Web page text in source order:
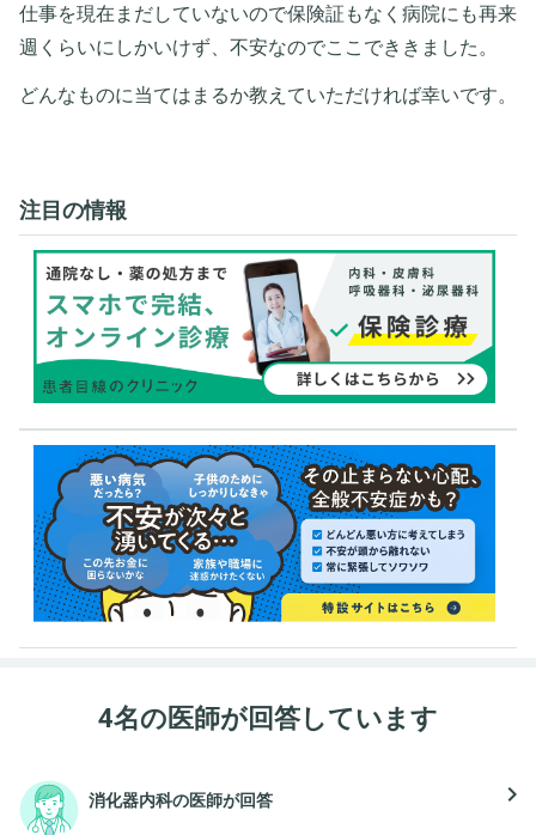
仕事を現在まだしていないので保険証もなく病院にも再来
週くらいにしかいけず、不安なのでここでききました。
どんなものに当てはまるか教えていただければ幸いです。
注目の情報
4名の医師が回答しています
消化器内科の医師が回答 navigate_next